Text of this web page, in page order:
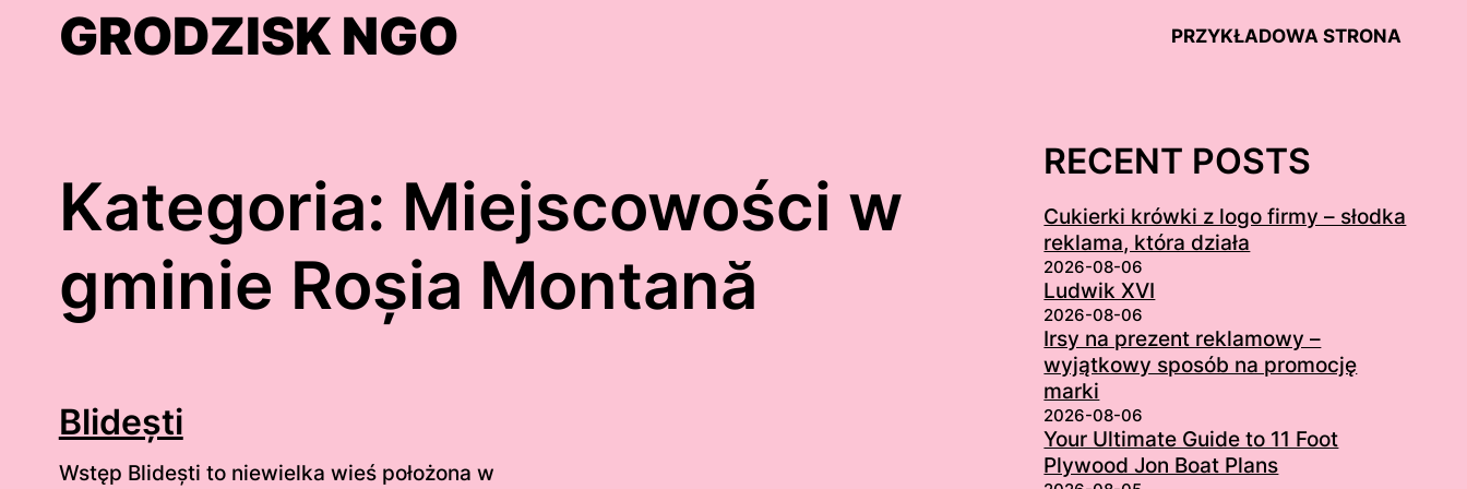
GRODZISK NGO PRZYKŁADOWA STRONA
Kategoria: Miejscowości w
gminie Roșia Montană
Blidești
Wstęp Blidești to niewielka wieś położona w
RECENT POSTS
Cukierki krówki z logo firmy – słodka
reklama, która działa
2026-08-06
Ludwik XVI
2026-08-06
Irsy na prezent reklamowy –
wyjątkowy sposób na promocję
marki
2026-08-06
Your Ultimate Guide to 11 Foot
Plywood Jon Boat Plans